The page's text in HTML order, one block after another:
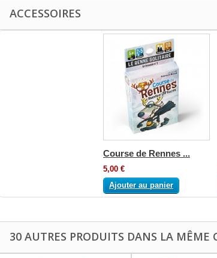
ACCESSOIRES
Course de Rennes ...
5,00 €
Ajouter au panier
30 AUTRES PRODUITS DANS LA MÊME